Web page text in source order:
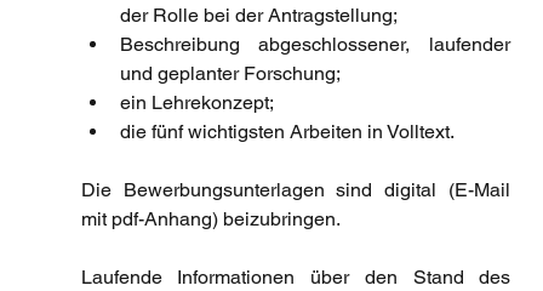
der Rolle bei der Antragstellung;
Beschreibung abgeschlossener, laufender
und geplanter Forschung;
ein Lehrekonzept;
die fünf wichtigsten Arbeiten in Volltext.
Die Bewerbungsunterlagen sind digital (E-Mail
mit pdf-Anhang) beizubringen.
Laufende Informationen über den Stand des